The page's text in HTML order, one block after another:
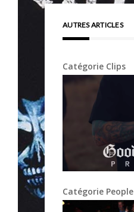
AUTRES ARTICLES
Catégorie Clips
Catégorie People